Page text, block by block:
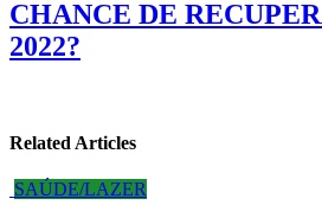
CHANCE DE
2022?
Related Articles
SAÚDE/LAZER